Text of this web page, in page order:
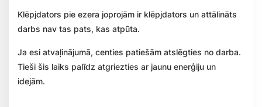
Klēpjdators pie ezera joprojām ir klēpjdators un attālināts
darbs nav tas pats, kas atpūta.
Ja esi atvaļinājumā, centies patiešām atslēgties no darba.
Tieši šis laiks palīdz atgriezties ar jaunu enerģiju un
idejām.